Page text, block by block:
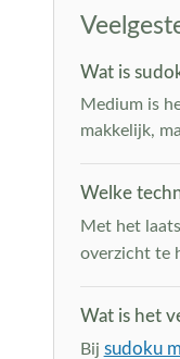
Wat is
Medium is
makkelijk,
Welke
Met het
overzicht te
Wat is het
Bij sudoku